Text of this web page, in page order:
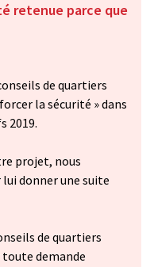
retenue parce que
de quartiers
la sécurité » dans
2019.
projet, nous
donner une suite
de quartiers
demande